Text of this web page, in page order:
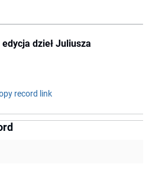
dzieł Juliusza
record link